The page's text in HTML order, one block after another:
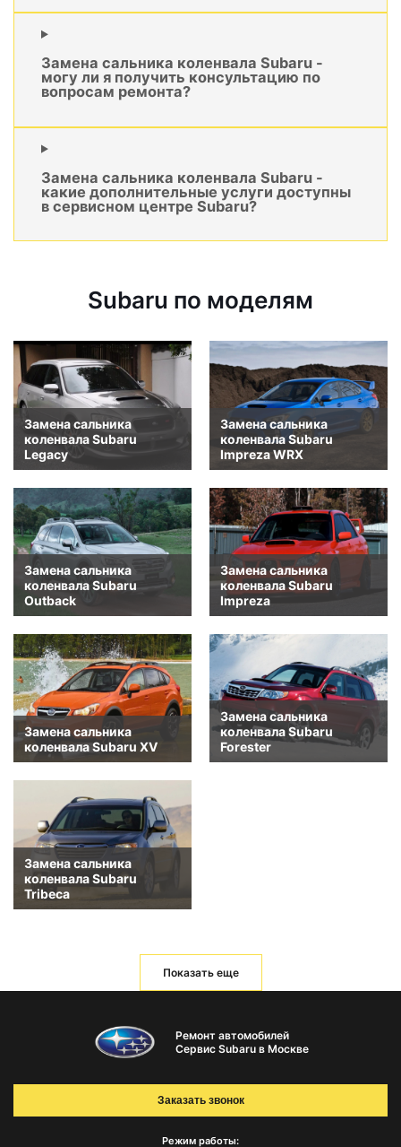
Замена сальника коленвала Subaru -
могу ли я получить консультацию по
вопросам ремонта?
Замена сальника коленвала Subaru -
какие дополнительные услуги доступны
в сервисном центре Subaru?
Subaru по моделям
Замена сальника
коленвала Subaru
Legacy
Замена сальника
коленвала Subaru
Impreza WRX
Замена сальника
коленвала Subaru
Outback
Замена сальника
коленвала Subaru
Impreza
Замена сальника
коленвала Subaru XV
Замена сальника
коленвала Subaru
Forester
Замена сальника
коленвала Subaru
Tribeca
Показать еще
Ремонт автомобилей
Сервис Subaru в Москве
Режим работы:
Заказать звонок